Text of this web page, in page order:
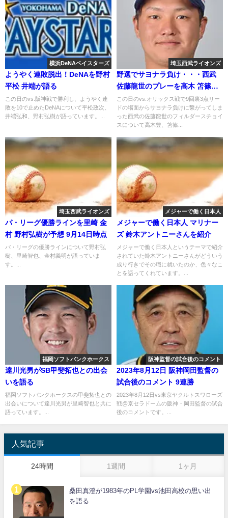
横浜DeNAベイスターズ
ようやく連敗脱出！DeNAを野村
平松 井端が語る
この日のvs.阪神戦で勝利し、ようやく連
敗を10で止めたDeNAについて平松政次、
井端弘和、野村弘樹が語っています。...
埼玉西武ライオンズ
野選でサヨナラ負け・・・西武
佐藤龍世のプレーを高木 笘篠が
語る
この日のvs.オリックス戦で9回裏3点リー
ドの場面からサヨナラ負けに繋がってしま
った西武の佐藤龍世のフィルダースチョイ
スについて高木豊、笘篠...
埼玉西武ライオンズ
パ・リーグ優勝ラインを里崎 金
村 野村弘樹が予想 9月14日時点
パ・リーグの優勝ラインについて野村弘
樹、里崎智也、金村義明が語っていま
す。...
メジャーで働く日本人
メジャーで働く日本人 マリナー
ズ 鈴木アントニーさんを紹介
メジャーで働く日本人というテーマで紹介
されていた鈴木アントニーさんがどういう
成り行きでその職に就いたのか、色々なこ
とを語ってくれています。...
福岡ソフトバンクホークス
達川光男がSB甲斐拓也との出会
いを語る
福岡ソフトバンクホークスの甲斐拓也との
出会いについて達川光男が里崎智也と共に
語っています。...
阪神監督の試合後のコメント
2023年8月12日 阪神岡田監督の
試合後のコメント 9連勝
2023年8月12日vs東京ヤクルトスワローズ
戦@京セラドームの阪神・岡田監督の試合
後のコメントです。...
人気記事
24時間 1週間 1ヶ月
桑田真澄が1983年のPL学園vs池田高校の思い出
を語る